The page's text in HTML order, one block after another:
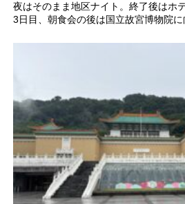
夜はそのまま地区ナイト。終了後はホ
3日目、朝食会の後は国立故宮博物院に